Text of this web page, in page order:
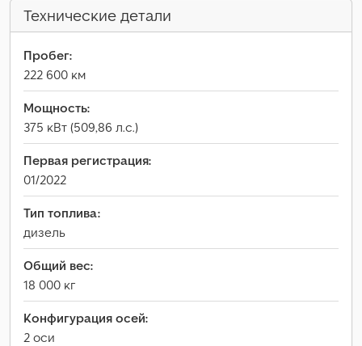
Технические детали
Пробег:
222 600 км
Мощность:
375 кВт (509,86 л.с.)
Первая регистрация:
01/2022
Тип топлива:
дизель
Общий вес:
18 000 кг
Конфигурация осей:
2 оси